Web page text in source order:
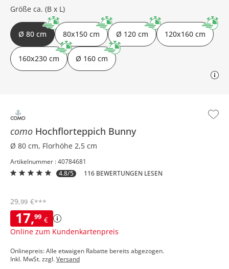
como Hochflorteppich Bunny
Ø 80 cm, Florhöhe 2,5 cm
Artikelnummer : 40784681
4.8/5
116 BEWERTUNGEN LESEN
17,99 €
Online zum Kundenkartenpreis
29,99 €***
Onlinepreis: Alle etwaigen Rabatte bereits abgezogen.
Inkl. MwSt. zzgl.Versand
Größe ca. (B x L)
Ø 80 cm 80x150 cm Ø 120 cm 120x160 cm
160x230 cm Ø 160 cm